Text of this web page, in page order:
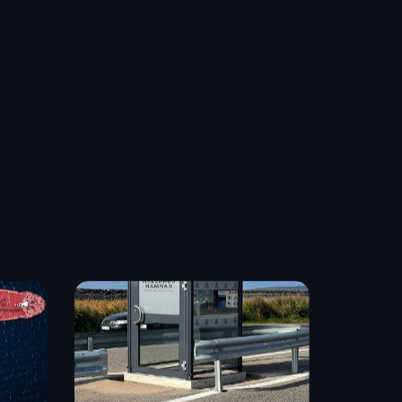
Det färdiga waste-kvittot är
Hallands
Hamnar